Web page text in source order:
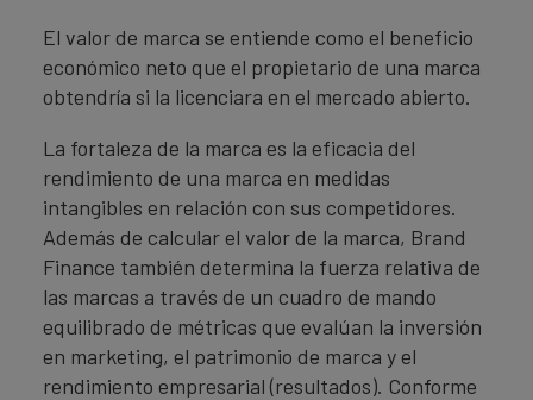
El valor de marca se entiende como el beneficio
económico neto que el propietario de una marca
obtendría si la licenciara en el mercado abierto.
La fortaleza de la marca es la eficacia del
rendimiento de una marca en medidas
intangibles en relación con sus competidores.
Además de calcular el valor de la marca, Brand
Finance también determina la fuerza relativa de
las marcas a través de un cuadro de mando
equilibrado de métricas que evalúan la inversión
en marketing, el patrimonio de marca y el
rendimiento empresarial (resultados). Conforme